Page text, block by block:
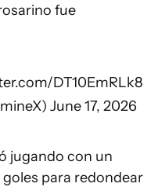
fue
DT10EmRLk8
June 17, 2026
jugando con un
para redondear